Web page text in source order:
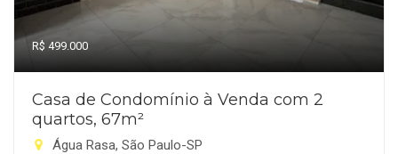
R$ 499.000
Casa de Condomínio à Venda com 2
quartos, 67m²
Água Rasa, São Paulo-SP